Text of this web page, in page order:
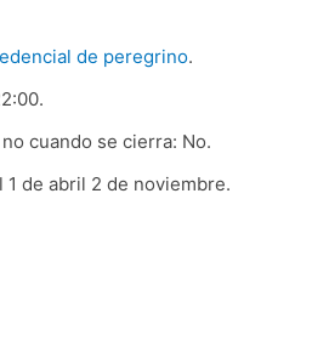
de peregrino.
cuando se cierra: No.
1 de abril 2 de noviembre.